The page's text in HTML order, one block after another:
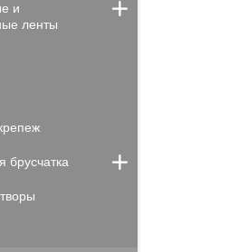
и
ленты
брусчатка